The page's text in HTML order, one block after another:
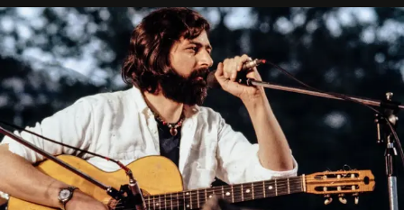
uno dei documenti più contemporanei che abbiamo.